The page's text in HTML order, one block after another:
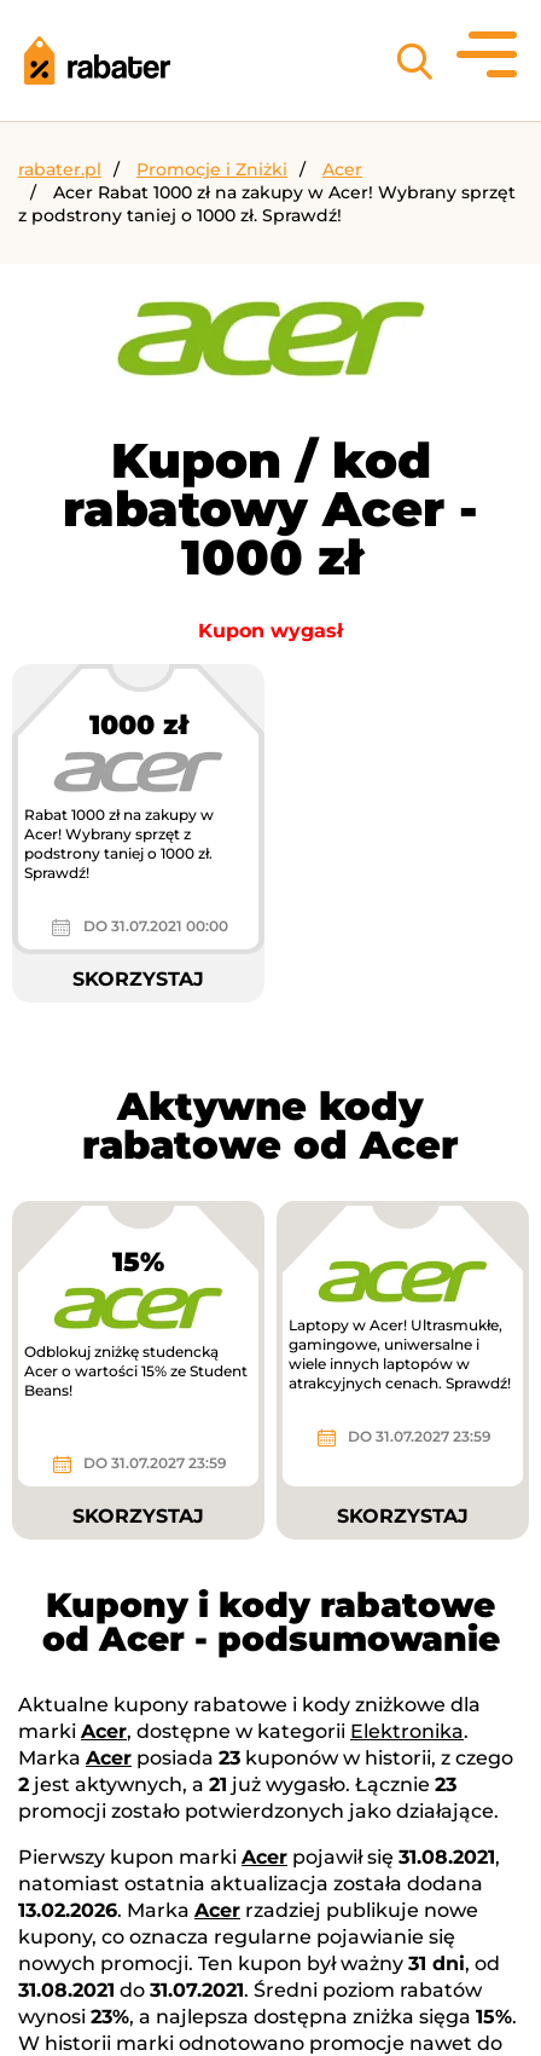
rabater.pl Promocje i Zniżki
Acer
Acer Rabat 1000 zł na zakupy w Acer! Wybrany sprzęt
z podstrony taniej o 1000 zł. Sprawdź!
Kupon / kod
rabatowy Acer -
1000 zł
Kupon wygasł
1000 zł
Rabat 1000 zł na zakupy w
Acer! Wybrany sprzęt z
podstrony taniej o 1000 zł.
Sprawdź!
DO 31.07.2021 00:00
SKORZYSTAJ
Aktywne kody
rabatowe od Acer
15%
Odblokuj zniżkę studencką
Acer o wartości 15% ze Student
Beans!
DO 31.07.2027 23:59
SKORZYSTAJ
Laptopy w Acer! Ultrasmukłe,
gamingowe, uniwersalne i
wiele innych laptopów w
atrakcyjnych cenach. Sprawdź!
DO 31.07.2027 23:59
SKORZYSTAJ
Kupony i kody rabatowe
od Acer - podsumowanie
Aktualne kupony rabatowe i kody zniżkowe dla
marki Acer, dostępne w kategorii Elektronika.
Marka Acer posiada 23 kuponów w historii, z czego
2 jest aktywnych, a 21 już wygasło. Łącznie 23
promocji zostało potwierdzonych jako działające.
Pierwszy kupon marki Acer pojawił się 31.08.2021,
natomiast ostatnia aktualizacja została dodana
13.02.2026. Marka Acer rzadziej publikuje nowe
kupony, co oznacza regularne pojawianie się
nowych promocji. Ten kupon był ważny 31 dni, od
31.08.2021 do 31.07.2021. Średni poziom rabatów
wynosi 23%, a najlepsza dostępna zniżka sięga 15%.
W historii marki odnotowano promocje nawet do